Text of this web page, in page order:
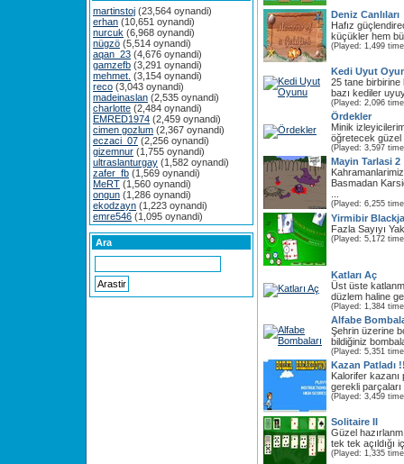
martinstoj (23,564 oynandi)
erhan (10,651 oynandi)
nurcuk (6,968 oynandi)
nügzö (5,514 oynandi)
aqan_23 (4,676 oynandi)
gamzefb (3,291 oynandi)
mehmet. (3,154 oynandi)
reco (3,043 oynandi)
madeinaslan (2,535 oynandi)
charlotte (2,484 oynandi)
EMRED1974 (2,459 oynandi)
cimen gozlum (2,367 oynandi)
eczaci_07 (2,256 oynandi)
gizemnur (1,755 oynandi)
ultraslanturgay (1,582 oynandi)
zafer_fb (1,569 oynandi)
MeRT (1,560 oynandi)
ongun (1,286 oynandi)
ekodzayn (1,223 oynandi)
emre546 (1,095 oynandi)
Ara
Deniz Canlıları
Hafız
küçükler hem
(Played: 1,499
Kedi Uyut
25 tane
bazı kediler
(Played: 2,096
Ördekler
Minik
öğretecek güzel
(Played: 3,597
Mayin Tarlasi 2
Basmadan
(Played: 6,255
Yirmibir
Fazla Sayıyı
(Played: 5,172
Katları Aç
Üst üste
düzlem haline
(Played: 1,384
Alfabe
Şehrin üzerine
bildiğiniz
(Played: 5,351
Kazan Patladı
Kalorifer kazanı
gerekli
(Played: 3,459
Solitaire II
Güzel
tek tek açıldığı
(Played: 1,335